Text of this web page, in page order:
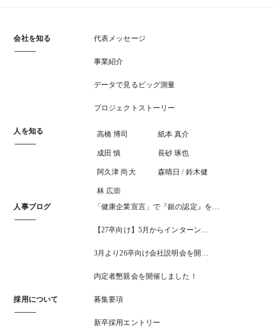
会社を知る 代表メッセージ
事業紹介
データで見るビッグ測量
プロジェクトストーリー
人を知る 高橋 博司 紙本 真介
成田 慎 長砂 琢也
阿久津 尚大 森晴日 / 鈴木健
林 広崇
人事ブログ
「健康企業宣言」で『銀の認定』を…
【27卒向け】5月からインターン…
3月より26卒向け会社説明会を開…
内定者懇親会を開催しました！
採用について 募集要項
新卒採用エントリー